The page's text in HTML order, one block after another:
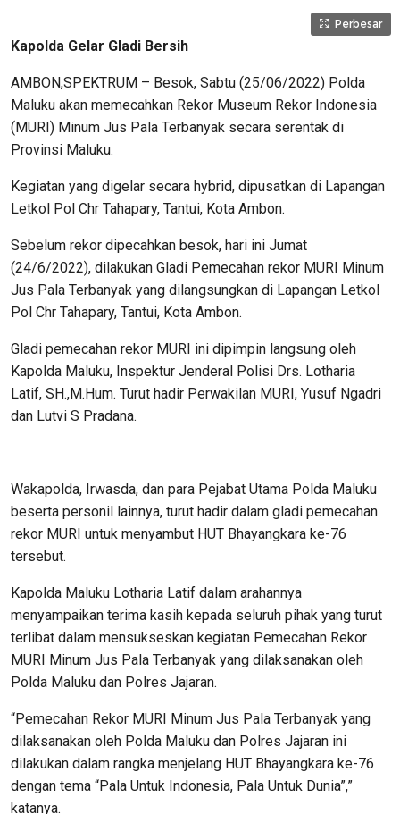
Perbesar
Kapolda Gelar Gladi Bersih
AMBON,SPEKTRUM – Besok, Sabtu (25/06/2022) Polda
Maluku akan memecahkan Rekor Museum Rekor Indonesia
(MURI) Minum Jus Pala Terbanyak secara serentak di
Provinsi Maluku.
Kegiatan yang digelar secara hybrid, dipusatkan di Lapangan
Letkol Pol Chr Tahapary, Tantui, Kota Ambon.
Sebelum rekor dipecahkan besok, hari ini Jumat
(24/6/2022), dilakukan Gladi Pemecahan rekor MURI Minum
Jus Pala Terbanyak yang dilangsungkan di Lapangan Letkol
Pol Chr Tahapary, Tantui, Kota Ambon.
Gladi pemecahan rekor MURI ini dipimpin langsung oleh
Kapolda Maluku, Inspektur Jenderal Polisi Drs. Lotharia
Latif, SH.,M.Hum. Turut hadir Perwakilan MURI, Yusuf Ngadri
dan Lutvi S Pradana.
Wakapolda, Irwasda, dan para Pejabat Utama Polda Maluku
beserta personil lainnya, turut hadir dalam gladi pemecahan
rekor MURI untuk menyambut HUT Bhayangkara ke-76
tersebut.
Kapolda Maluku Lotharia Latif dalam arahannya
menyampaikan terima kasih kepada seluruh pihak yang turut
terlibat dalam mensukseskan kegiatan Pemecahan Rekor
MURI Minum Jus Pala Terbanyak yang dilaksanakan oleh
Polda Maluku dan Polres Jajaran.
“Pemecahan Rekor MURI Minum Jus Pala Terbanyak yang
dilaksanakan oleh Polda Maluku dan Polres Jajaran ini
dilakukan dalam rangka menjelang HUT Bhayangkara ke-76
dengan tema “Pala Untuk Indonesia, Pala Untuk Dunia”,”
katanya.